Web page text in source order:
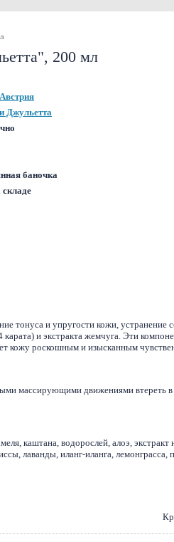
200 мл
Джульетта
баночка
складе
тонуса и упругости кожи, устранение
и экстракта жемчуга. Эти
кожу роскошным и изысканным
массирующими движениями втереть
каштана, водорослей, алоэ, экстракт
лаванды, иланг-иланга, лемонграсса,